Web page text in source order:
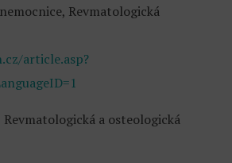
Revmatologická
article.asp?
Revmatologická a osteologická